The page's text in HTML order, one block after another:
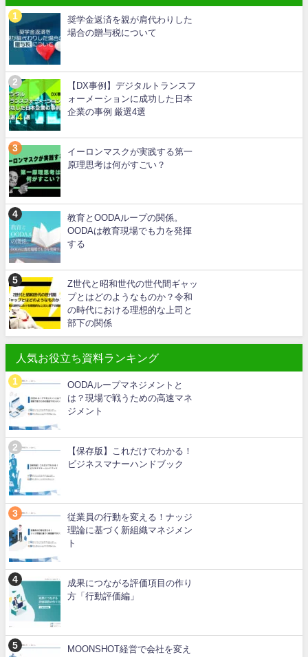
奨学金返済を親が肩代わりした
場合の贈与税について
【DX事例】デジタルトランスフ
ォーメーションに成功した日本
企業の事例 厳選4選
イーロンマスクが実践する第一
原理思考は何がすごい？
教育とOODAループの関係。
OODAは教育現場でも力を発揮
する
Z世代と昭和世代の世代間ギャッ
プとはどのようなものか？令和
の時代における理想的な上司と
部下の関係
人気お役立ち資料ランキング
OODAループマネジメントと
は？現場で戦うための高速マネ
ジメント
【保存版】これだけでわかる！
ビジネスマナーハンドブック
従業員の行動を変える！ナッジ
理論に基づく新組織マネジメン
ト
成果につながる評価項目の作り
方「行動評価編」
MOONSHOT経営で会社を変え